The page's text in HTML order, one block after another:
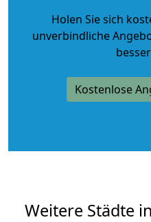
Holen Sie sich
unverbindliche
Kostenlose
Weitere Städte